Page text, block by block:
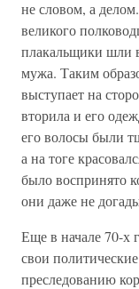
не словом, а
великого
плакальщики шли
мужа. Таким
выступает на
вторила и его
его волосы были
а на тоге
было воспринято
они даже не
Еще в начале 70-х
свои
преследованию